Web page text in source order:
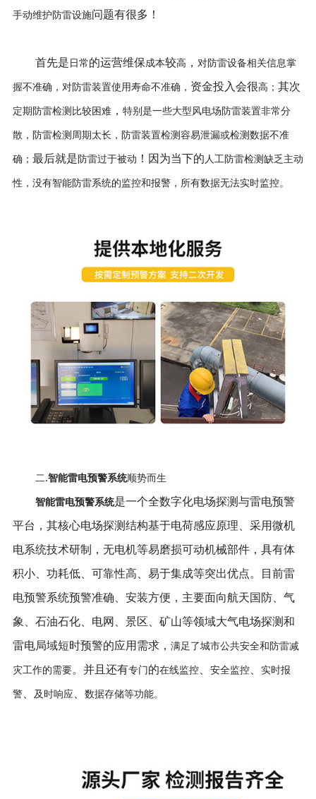
手动维护防雷设施问题有很多！
首先是 日常 的运营维保成本较高 ， 对防雷设备相关信息掌
握不准确，对防雷装置使用寿命不准确， 资金投入会很高； 其次
定期防雷检测比较困难， 特别是一些大型风电场防雷装置非常分
散，防雷检测周期太长，防雷装置检测容易泄漏或检测数据不准
确； 最后就是 防雷过于被动 ！因为当下的 人工防雷检测缺乏主动
性，没有智能防雷系统的监控和报警，所有数据无法实时监控。
二.智能雷电预警系统顺势而生
智能雷电预警系统是一个全数字化电场探测与雷电预警
平台，其核心电场探测结构基于电荷感应原理、采用微机
电系统技术研制，无电机等易磨损可动机械部件，具有体
积小、功耗低、可靠性高、易于集成等突出优点。目前雷
电预警系统预警准确、安装方便，主要面向航天国防、气
象、石油石化、电网、景区、矿山等领域大气电场探测和
雷电局域短时预警的应用需求， 满足了城市公共安全和防雷减
灾工作的需要。并且还有专门的在线监控、 安全监控、 实时报
警、 及时响应 数据存储等功能。